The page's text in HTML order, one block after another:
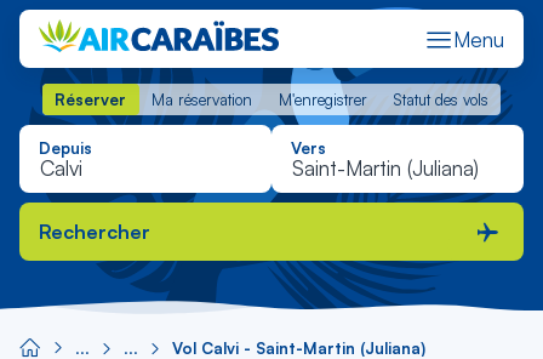
Menu
Réserver Ma réservation M'enregistrer Statut des vols
Réserver Ma réservation M'enregistrer Statut des vols
Depuis Vers
Rechercher
Vol Calvi - Saint-Martin (Juliana)